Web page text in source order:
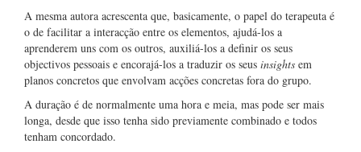
A mesma autora acrescenta que, basicamente, o papel do terapeuta é
o de facilitar a interacção entre os elementos, ajudá-los a
aprenderem uns com os outros, auxiliá-los a definir os seus
objectivos pessoais e encorajá-los a traduzir os seus insights em
planos concretos que envolvam acções concretas fora do grupo.
A duração é de normalmente uma hora e meia, mas pode ser mais
longa, desde que isso tenha sido previamente combinado e todos
tenham concordado.